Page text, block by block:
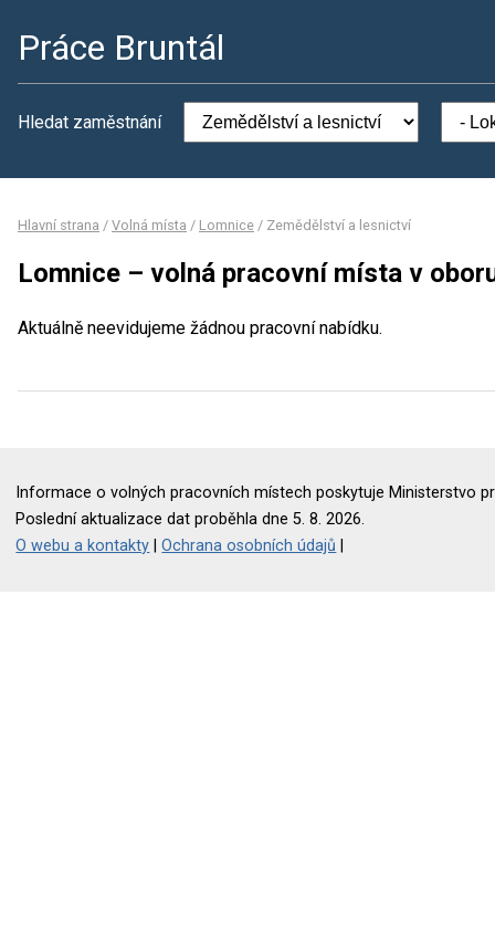
Práce Bruntál
Hledat zaměstnání
Hlavní strana / Volná místa / Lomnice / Zemědělství a lesnictví
Lomnice – volná pracovní místa v
Aktuálně neevidujeme žádnou pracovní nabídku.
Informace o volných pracovních místech poskytuje Ministerstvo
Poslední aktualizace dat proběhla dne 5. 8. 2026.
O webu a kontakty |Ochrana osobních údajů